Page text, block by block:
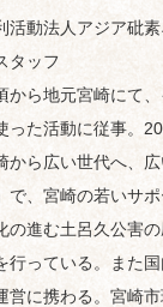
活動法人アジア砒
タッフ
から地元宮崎にて
った活動に従事。
から広い世代へ、
で、宮崎の若いサ
の進む土呂久公害
行っている。また
営に携わる。宮崎